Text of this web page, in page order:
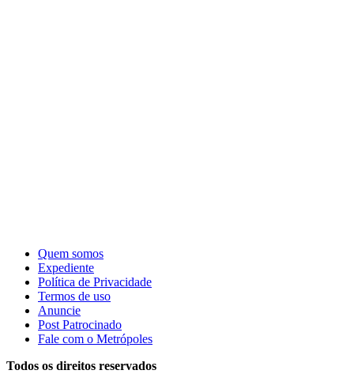
Quem somos
Expediente
Política de Privacidade
Termos de uso
Anuncie
Post Patrocinado
Fale com o Metrópoles
Todos os direitos reservados